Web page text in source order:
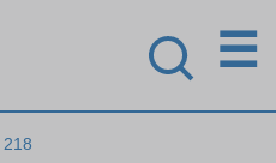
☰
218